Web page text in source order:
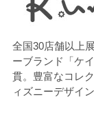
全国30店舗以上
ーブランド「ケ
貫。豊富なコレ
ィズニーデザイ